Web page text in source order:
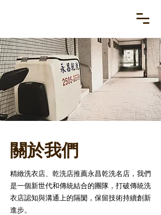
關於我們
精緻洗衣店、乾洗店推薦永昌乾洗名店，我們
是一個新世代和傳統結合的團隊，打破傳統洗
衣店認知與溝通上的隔閡，保留技術持續創新
進步。